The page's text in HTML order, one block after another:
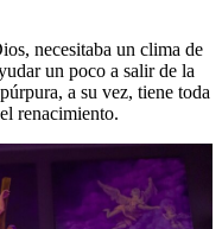
necesitaba un clima de
un poco a salir de la
a su vez, tiene toda
renacimiento.